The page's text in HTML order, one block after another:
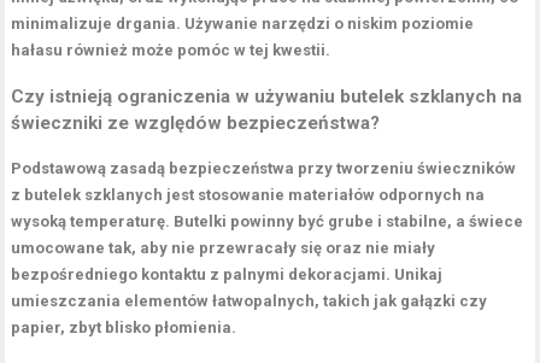
minimalizuje drgania. Używanie narzędzi o niskim poziomie
hałasu również może pomóc w tej kwestii.
Czy istnieją ograniczenia w używaniu butelek szklanych na
świeczniki ze względów bezpieczeństwa?
Podstawową zasadą bezpieczeństwa przy tworzeniu świeczników
z butelek szklanych jest stosowanie materiałów odpornych na
wysoką temperaturę. Butelki powinny być grube i stabilne, a świece
umocowane tak, aby nie przewracały się oraz nie miały
bezpośredniego kontaktu z palnymi dekoracjami. Unikaj
umieszczania elementów łatwopalnych, takich jak gałązki czy
papier, zbyt blisko płomienia.